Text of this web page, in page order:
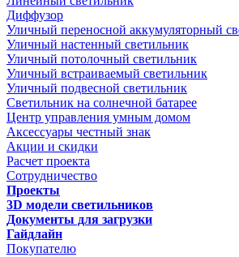
Диффузор
Уличный переносной аккумуляторный
Уличный настенный светильник
Уличный потолочный светильник
Уличный встраиваемый светильник
Уличный подвесной светильник
Светильник на солнечной батарее
Центр управления умным домом
Аксессуары честный знак
Акции и скидки
Расчет проекта
Сотрудничество
Проекты
3D модели светильников
Документы для загрузки
Гайдлайн
Покупателю